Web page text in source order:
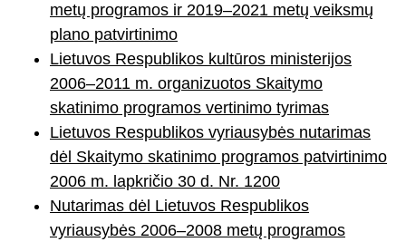
metų programos ir 2019–2021 metų veiksmų
plano patvirtinimo
Lietuvos Respublikos kultūros ministerijos
2006–2011 m. organizuotos Skaitymo
skatinimo programos vertinimo tyrimas
Lietuvos Respublikos vyriausybės nutarimas
dėl Skaitymo skatinimo programos patvirtinimo
2006 m. lapkričio 30 d. Nr. 1200
Nutarimas dėl Lietuvos Respublikos
vyriausybės 2006–2008 metų programos